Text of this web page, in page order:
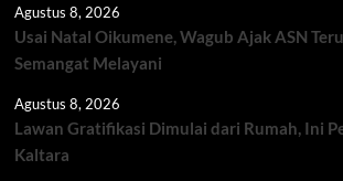
Agustus 8, 2026
Usai Natal Oikumene, Wagub Ajak ASN
Semangat Melayani
Agustus 8, 2026
Lawan Gratifikasi Dimulai dari Rumah, Ini
Kaltara